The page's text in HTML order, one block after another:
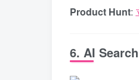
Product Hunt:
6. AI